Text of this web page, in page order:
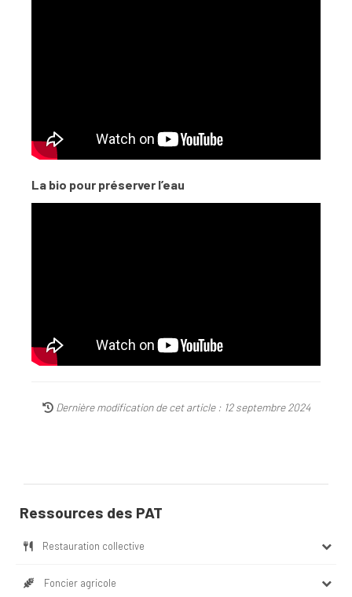
La bio pour préserver l’eau
Dernière modification de cet article : 12 septembre 2024
Ressources des PAT
Restauration collective
Foncier agricole